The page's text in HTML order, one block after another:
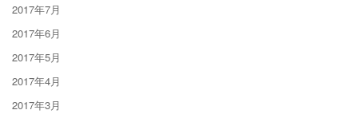
2017年7月
2017年6月
2017年5月
2017年4月
2017年3月